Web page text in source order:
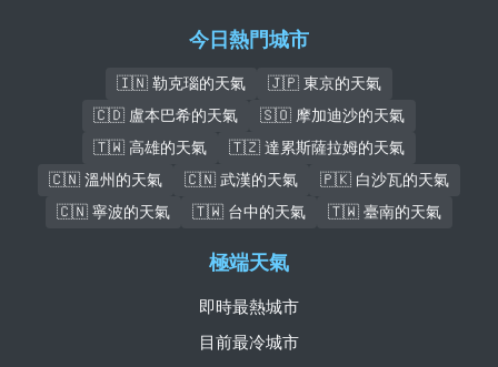
今日熱門城市
🇮🇳 勒克瑙的天氣
🇯🇵 東京的天氣
🇨🇩 盧本巴希的天氣
🇸🇴 摩加迪沙的天氣
🇹🇼 高雄的天氣
🇹🇿 達累斯薩拉姆的天氣
🇨🇳 溫州的天氣
🇨🇳 武漢的天氣
🇵🇰 白沙瓦的天氣
🇨🇳 寧波的天氣
🇹🇼 台中的天氣 🇹🇼 臺南的天氣
極端天氣
即時最熱城市
目前最冷城市